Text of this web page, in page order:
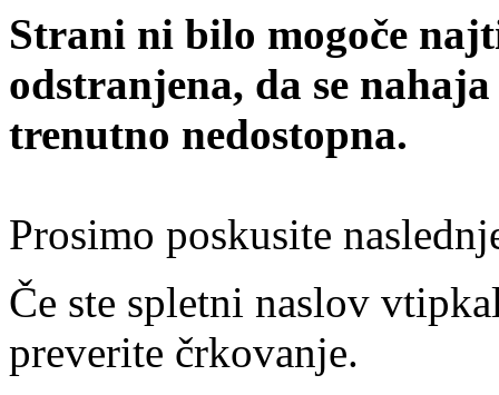
Strani ni bilo mogoče
odstranjena, da se
trenutno nedostopna.
Prosimo poskusite
Če ste spletni naslov
preverite črkovanje.